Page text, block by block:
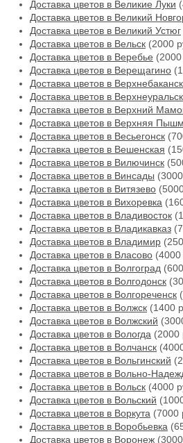
Доставка цветов в Великие Луки
Доставка цветов в Великий
Доставка цветов в Великий Устюг
Доставка цветов в Вельск (2000
Доставка цветов в Веребье
Доставка цветов в Верещагино
Доставка цветов в
Доставка цветов в Верхнеуральск
Доставка цветов в Верхний
Доставка цветов в Верхняя
Доставка цветов в Весьегонск
Доставка цветов в Вешенская
Доставка цветов в Вилючинск
Доставка цветов в Винсады
Доставка цветов в Витязево
Доставка цветов в Вихоревка
Доставка цветов в Владивосток
Доставка цветов в Владикавказ
Доставка цветов в Владимир
Доставка цветов в Власово (4000
Доставка цветов в Волгоград
Доставка цветов в Волгодонск
Доставка цветов в Волгореченск
Доставка цветов в Волжск (1400
Доставка цветов в Волжский
Доставка цветов в Вологда (2000
Доставка цветов в Волчанск
Доставка цветов в Вольгинский
Доставка цветов в Вольно-
Доставка цветов в Вольск (4000
Доставка цветов в Вольский
Доставка цветов в Воркута (7000
Доставка цветов в Воробьевка
Доставка цветов в Воронеж